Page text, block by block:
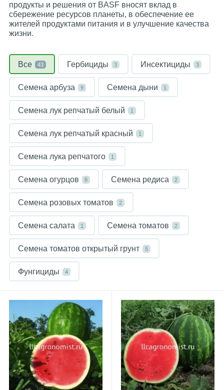
продукты и решения от BASF вносят вклад в
сбережение ресурсов планеты, в обеспечение ее
жителей продуктами питания и в улучшение качества
жизни.
Все 43 Гербициды 3 Инсектициды 3
Семена арбуза 9 Семена дыни 1
Семена лук репчатый белый 1
Семена лук репчатый красный 1
Семена лука репчатого 1
Семена огурцов 8 Семена редиса 2
Семена розовых томатов 2
Семена салата 1 Семена томатов 2
Семена томатов открытый грунт 5
Фунгициды 4